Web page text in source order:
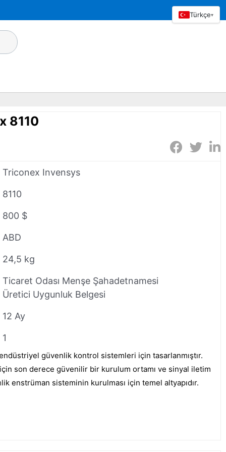
8110
Triconex Invensys
8110
800 $
ABD
24,5 kg
Ticaret Odası Menşe Şahadetnamesi
Üretici Uygunluk Belgesi
12 Ay
1
güvenlik kontrol sistemleri için tasarlanmıştır.
son derece güvenilir bir kurulum ortamı ve sinyal iletim
enstrüman sisteminin kurulması için temel altyapıdır.
Türkçe▾